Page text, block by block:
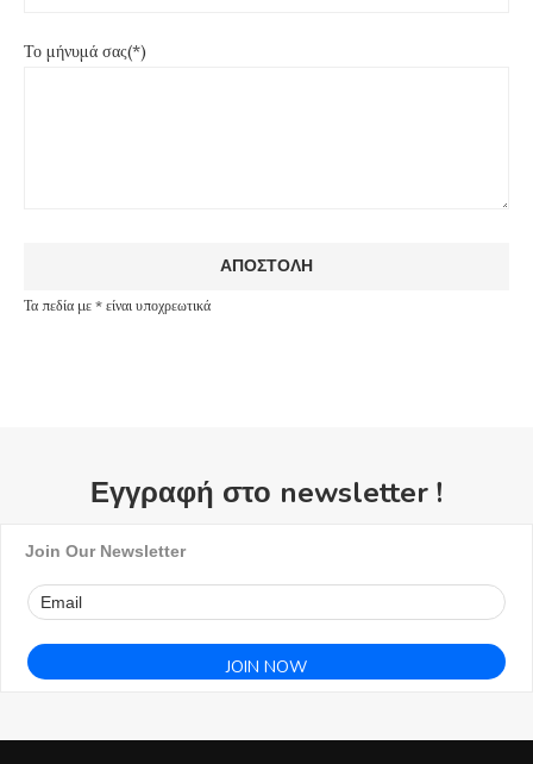
Το μήνυμά σας(*)
Τα πεδία με * είναι υποχρεωτικά
Εγγραφή στο newsletter !
Join Our Newsletter